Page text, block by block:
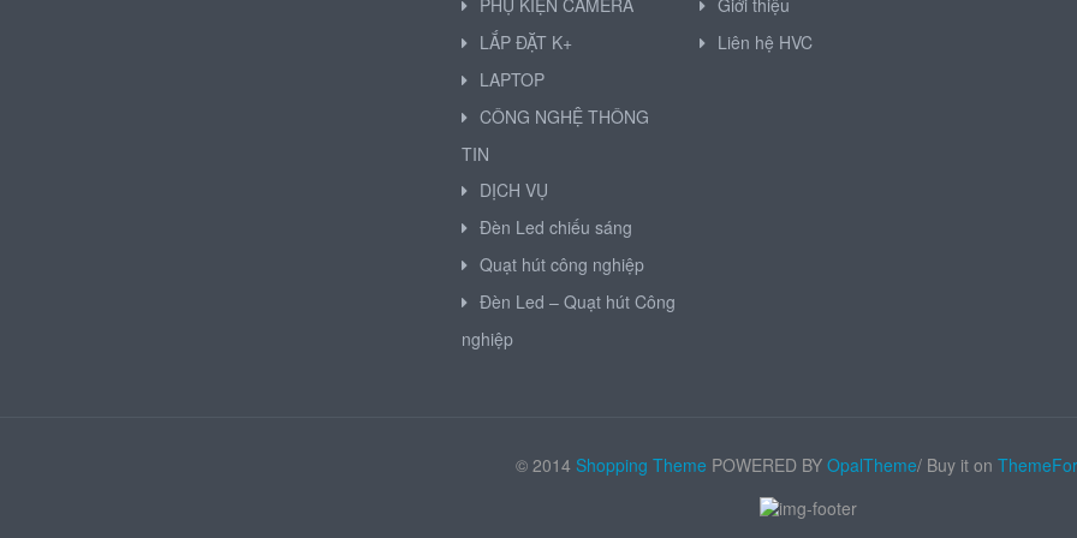
PHỤ KIỆN CAMERA
LẮP ĐẶT K+
LAPTOP
CÔNG NGHỆ THÔNG
TIN
DỊCH VỤ
Đèn Led chiếu sáng
Quạt hút công nghiệp
Đèn Led – Quạt hút Công
nghiệp
Giới thiệu
Liên hệ HVC
© 2014 Shopping Theme POWERED BY OpalTheme/ Buy it on